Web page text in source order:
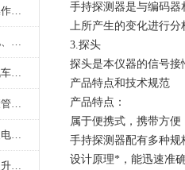
蓄电池整组充放电活化仪的标准操作流程：从接线设置到充放电参数设定的安全规范
蓄电池充放检一体机：充电、放电、检测三功能集成设备
蓄电池整组充放电活化仪对电动汽车电池有帮助吗？
蓄电池充放检一体机：为电池健康管理提供一站式解决方案
智能蓄电池单体活化仪：高效恢复电池性能，延长蓄电池使用寿命
蓄电池智能活化仪：精准维护，提升电池健康状态
手持探测器是与编码
上所产生的变化进行
3.探头
探头是本仪器的信号
产品特点和技术规范
产品特点：
属于便携式，携带方
手持探测器配有多种
设计原理*，能迅速准